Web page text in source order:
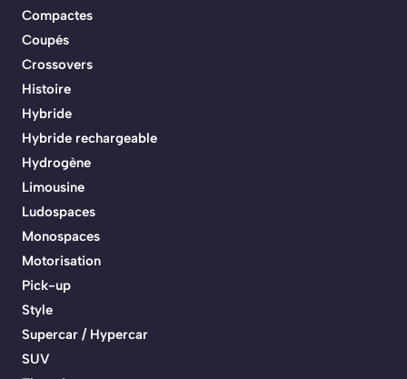
Compactes
Coupés
Crossovers
Histoire
Hybride
Hybride rechargeable
Hydrogène
Limousine
Ludospaces
Monospaces
Motorisation
Pick-up
Style
Supercar / Hypercar
SUV